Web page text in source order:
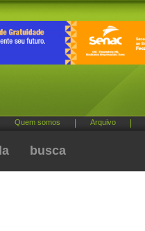
Quem somos Arquivo
busca